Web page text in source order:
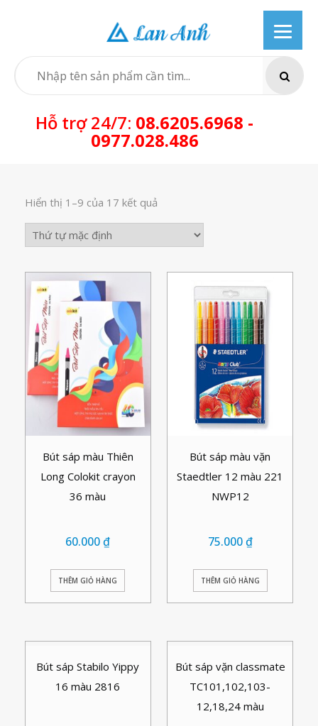
SEARCH
Hỗ trợ 24/7: 08.6205.6968 -
0977.028.486
Hiển thị 1–9 của 17 kết quả
Bút sáp màu Thiên
Long Colokit crayon
36 màu
60.000₫
THÊM GIỎ HÀNG
Bút sáp màu vặn
Staedtler 12 màu 221
NWP12
75.000₫
THÊM GIỎ HÀNG
Bút sáp Stabilo Yippy
16 màu 2816
Bút sáp vặn classmate
TC101,102,103-
12,18,24 màu